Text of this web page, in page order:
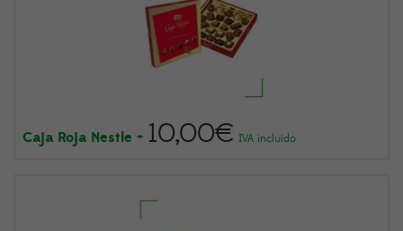
Caja Roja Nestle + 10,00€ IVA incluido